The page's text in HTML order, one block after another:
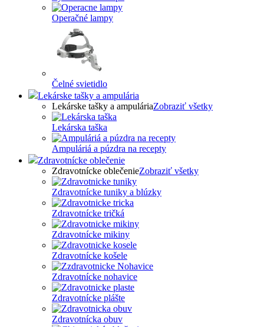
Operačné lampy
Čelné svietidlo
Lekárske tašky a ampulária
Lekárske tašky a ampuláriaZobraziť všetky
Lekárska taška
Ampuláriá a púzdra na recepty
Zdravotnícke oblečenie
Zdravotnícke oblečenieZobraziť všetky
Zdravotnícke tuniky a blúzky
Zdravotnícke tričká
Zdravotnícke mikiny
Zdravotnícke košele
Zdravotnícke nohavice
Zdravotnícke plášte
Zdravotnícka obuv